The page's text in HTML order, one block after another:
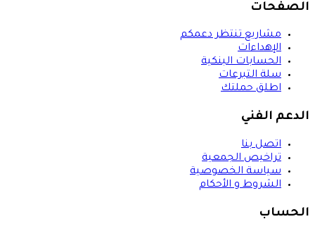
الصفحات
مشاريع تنتظر دعمكم
الإهداءات
الحسابات البنكية
سلة التبرعات
اطلق حملتك
الدعم الفني
اتصل بنا
تراخيص الجمعية
سياسة الخصوصية
الشروط و الأحكام
الحساب